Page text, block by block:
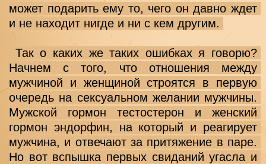
может подарить ему то, чего он давно ждет
и не находит нигде и ни с кем другим.
Начнем с того, что отношения между
мужчиной и женщиной строятся в первую
очередь на сексуальном желании мужчины.
Мужской гормон тестостерон и женский
гормон эндорфин, на который и реагирует
мужчина, и отвечают за притяжение в паре.
Но вот вспышка первых свиданий угасла и